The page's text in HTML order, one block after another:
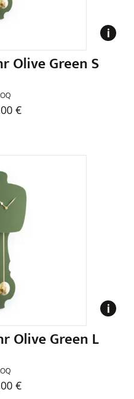
Olive Green S
€
weist
mehrere
Varianten
auf.
Optionen
können
auf
der
Produktseite
gewählt
werden
Olive Green L
€